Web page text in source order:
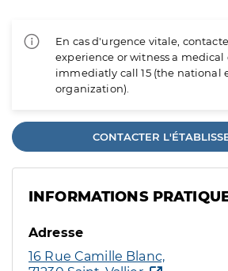
En cas d'urgence vitale,
experience or witness a medical
immediatly call 15 (the national
organization).
CONTACTER
INFORMATIONS
Adresse
16 Rue Camille Blanc,